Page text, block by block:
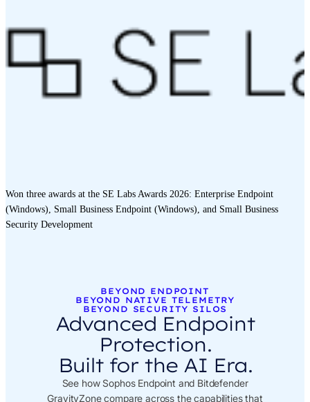
Won three awards at the SE Labs Awards 2026: Enterprise Endpoint
(Windows), Small Business Endpoint (Windows), and Small Business
Security Development
BEYOND ENDPOINT
BEYOND NATIVE TELEMETRY
BEYOND SECURITY SILOS
Advanced Endpoint
Protection.
Built for the AI Era.
See how Sophos Endpoint and Bitdefender
GravityZone compare across the capabilities that